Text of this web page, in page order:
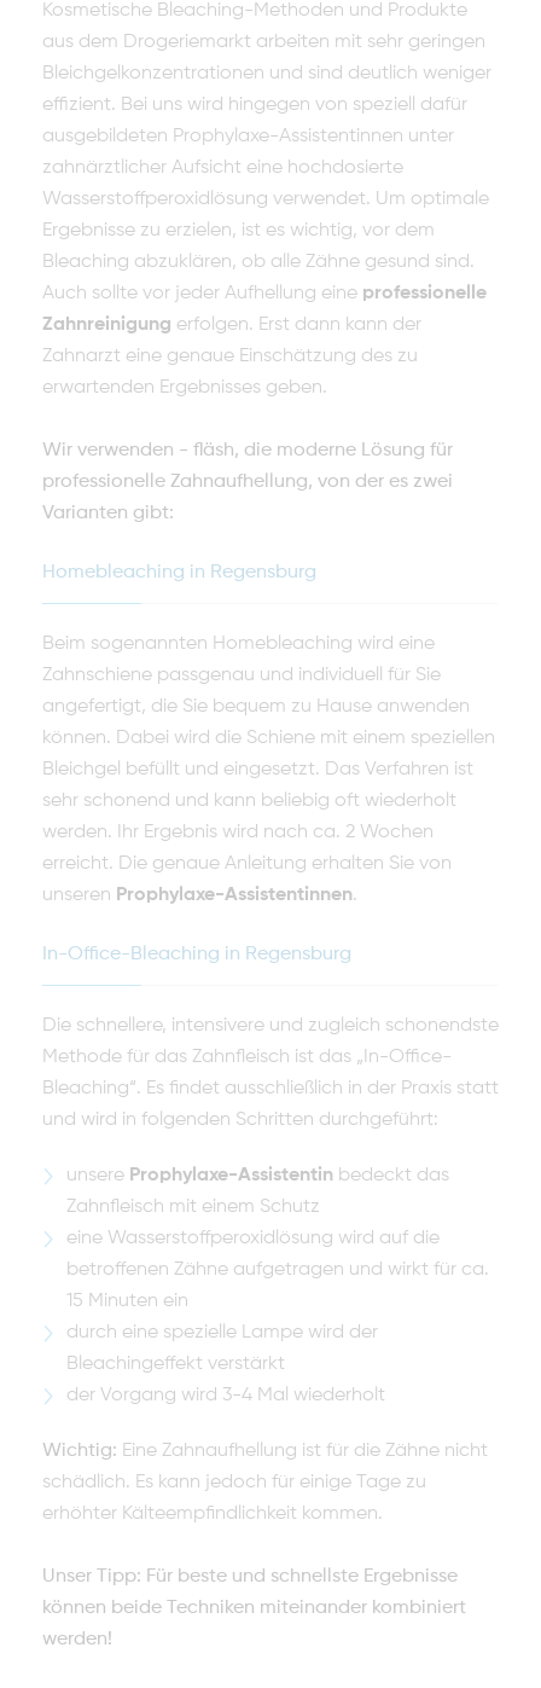
Kosmetische Bleaching-Methoden und Produkte
aus dem Drogeriemarkt arbeiten mit sehr geringen
Bleichgelkonzentrationen und sind deutlich weniger
effizient. Bei uns wird hingegen von speziell dafür
ausgebildeten Prophylaxe-Assistentinnen unter
zahnärztlicher Aufsicht eine hochdosierte
Wasserstoffperoxidlösung verwendet. Um optimale
Ergebnisse zu erzielen, ist es wichtig, vor dem
Bleaching abzuklären, ob alle Zähne gesund sind.
Auch sollte vor jeder Aufhellung eine professionelle
Zahnreinigung erfolgen. Erst dann kann der
Zahnarzt eine genaue Einschätzung des zu
erwartenden Ergebnisses geben.
Wir verwenden - fläsh, die moderne Lösung für
professionelle Zahnaufhellung, von der es zwei
Varianten gibt:
Homebleaching in Regensburg
Beim sogenannten Homebleaching wird eine
Zahnschiene passgenau und individuell für Sie
angefertigt, die Sie bequem zu Hause anwenden
können. Dabei wird die Schiene mit einem speziellen
Bleichgel befüllt und eingesetzt. Das Verfahren ist
sehr schonend und kann beliebig oft wiederholt
werden. Ihr Ergebnis wird nach ca. 2 Wochen
erreicht. Die genaue Anleitung erhalten Sie von
unseren Prophylaxe-Assistentinnen.
In-Office-Bleaching in Regensburg
Die schnellere, intensivere und zugleich schonendste
Methode für das Zahnfleisch ist das „In-Office-
Bleaching“. Es findet ausschließlich in der Praxis statt
und wird in folgenden Schritten durchgeführt:
unsere Prophylaxe-Assistentin bedeckt das
Zahnfleisch mit einem Schutz
eine Wasserstoffperoxidlösung wird auf die
betroffenen Zähne aufgetragen und wirkt für ca.
15 Minuten ein
durch eine spezielle Lampe wird der
Bleachingeffekt verstärkt
der Vorgang wird 3-4 Mal wiederholt
Wichtig: Eine Zahnaufhellung ist für die Zähne nicht
schädlich. Es kann jedoch für einige Tage zu
erhöhter Kälteempfindlichkeit kommen.
Unser Tipp: Für beste und schnellste Ergebnisse
können beide Techniken miteinander kombiniert
werden!